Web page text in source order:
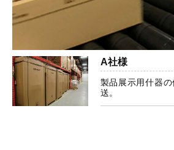
A社様
製品展示用什器
送。